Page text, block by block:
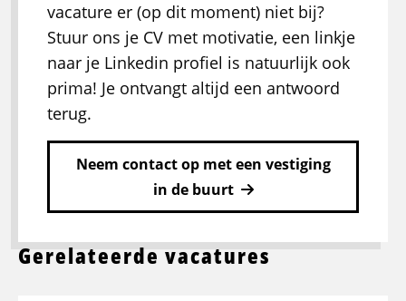
vacature er (op dit moment) niet bij?
Stuur ons je CV met motivatie, een linkje
naar je Linkedin profiel is natuurlijk ook
prima! Je ontvangt altijd een antwoord
terug.
Neem contact op met een vestiging
in de buurt
Gerelateerde vacatures